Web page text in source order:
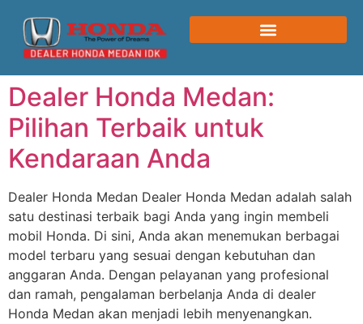
Dealer Honda Medan:
Pilihan Terbaik untuk
Kendaraan Anda
Dealer Honda Medan Dealer Honda Medan adalah salah
satu destinasi terbaik bagi Anda yang ingin membeli
mobil Honda. Di sini, Anda akan menemukan berbagai
model terbaru yang sesuai dengan kebutuhan dan
anggaran Anda. Dengan pelayanan yang profesional
dan ramah, pengalaman berbelanja Anda di dealer
Honda Medan akan menjadi lebih menyenangkan.